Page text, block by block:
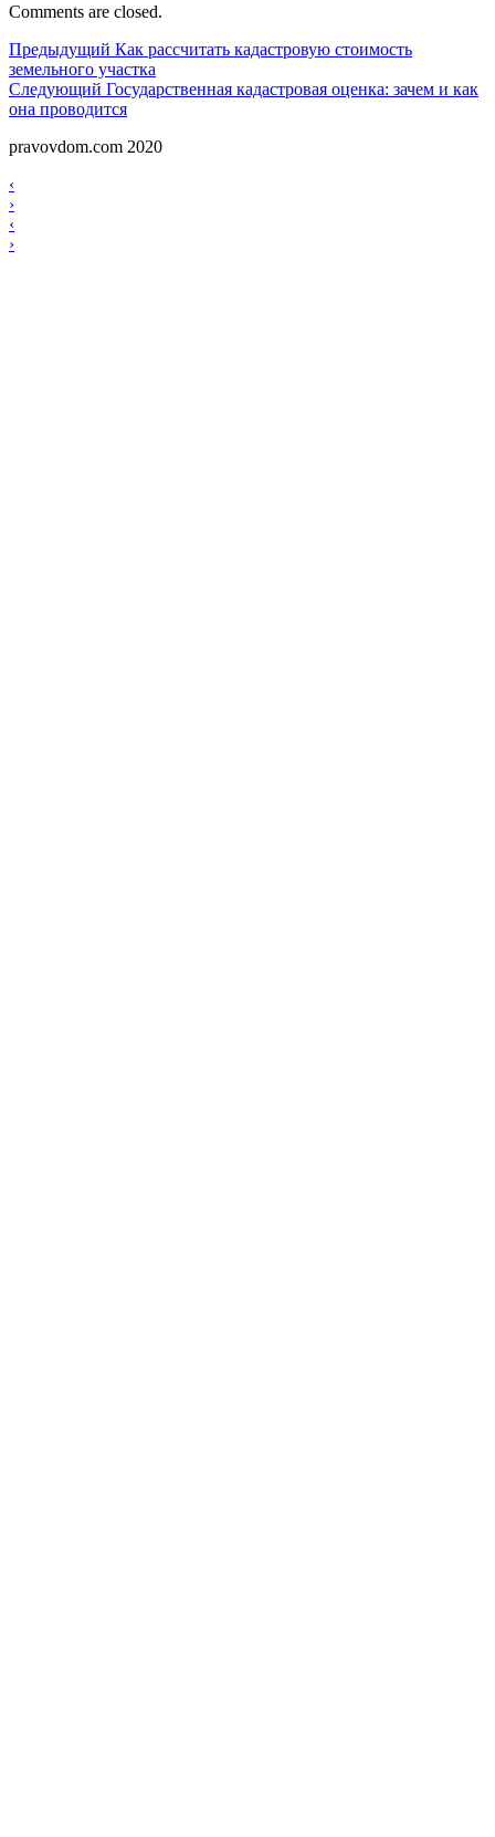
Comments are closed.
Навигация
по
записям
Предыдущий Предыдущий
Как рассчитать кадастровую стоимость
земельного участка
Следующий Следующий
Государственная кадастровая оценка: зачем и как
она проводится
pravovdom.com 2020
Scroll
Up
Навигация
по
записям
‹
›
Навигация
по
‹
›